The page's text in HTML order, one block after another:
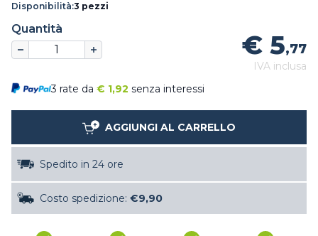
Disponibilità:3 pezzi
Quantità
€ 5,77
IVA inclusa
3 rate da € 1,92 senza interessi
AGGIUNGI AL CARRELLO
Spedito in 24 ore
Costo spedizione: €9,90